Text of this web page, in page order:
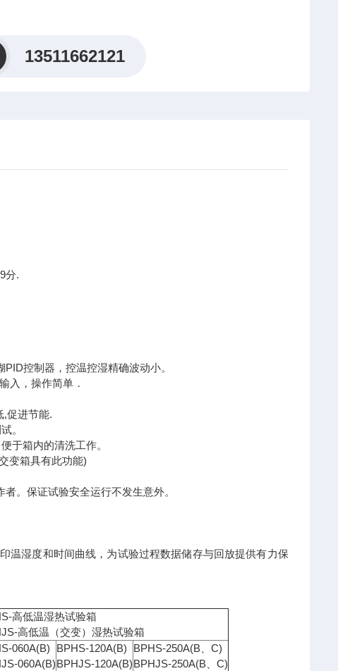
13511662121
分.
控制器，控温控湿精确波动小。
入，操作简单．
促进节能.
。
于箱内的清洗工作。
变箱具有此功能)
。保证试验安全运行不发生意外。
温湿度和时间曲线，为试验过程数据储存与回放提供有力保
高低温湿热试验箱
高低温（交变）湿热试验箱
060A(B)
060A(B)
BPHS-120A(B)
BPHJS-120A(B)
BPHS-250A(B、C)
BPHJS-250A(B、C)